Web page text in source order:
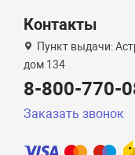
Контакты
Пункт выдачи:
дом 134
8-800-770-
Заказать звонок